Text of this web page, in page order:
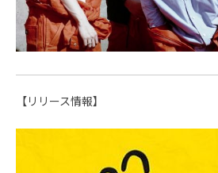
【リリース情報】